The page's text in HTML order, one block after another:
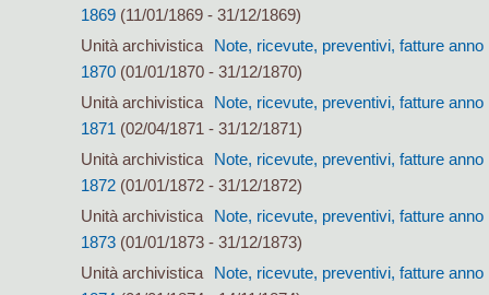
1869 (11/01/1869 - 31/12/1869)
Unità archivistica
Note, ricevute, preventivi, fatture anno
1870 (01/01/1870 - 31/12/1870)
Unità archivistica
Note, ricevute, preventivi, fatture anno
1871 (02/04/1871 - 31/12/1871)
Unità archivistica
Note, ricevute, preventivi, fatture anno
1872 (01/01/1872 - 31/12/1872)
Unità archivistica
Note, ricevute, preventivi, fatture anno
1873 (01/01/1873 - 31/12/1873)
Unità archivistica
Note, ricevute, preventivi, fatture anno